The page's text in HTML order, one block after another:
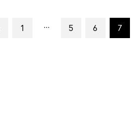
1 ... 5 6 7